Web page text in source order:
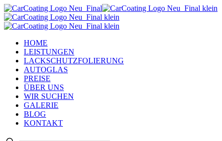
HOME
LEISTUNGEN
LACKSCHUTZFOLIERUNG
AUTOGLAS
PREISE
ÜBER UNS
WIR SUCHEN
GALERIE
BLOG
KONTAKT